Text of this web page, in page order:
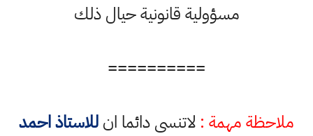
مسؤولية قانونية حيال ذلك
==========
ملاحظة مهمة : لاتنسى دائما انللاستاذ احمد